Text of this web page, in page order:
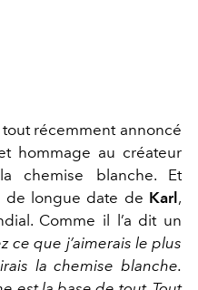
tout récemment annoncé
hommage au créateur
chemise blanche. Et
de longue date de Karl ,
Comme il l’a dit un
ce que j’aimerais le plus
la chemise blanche.